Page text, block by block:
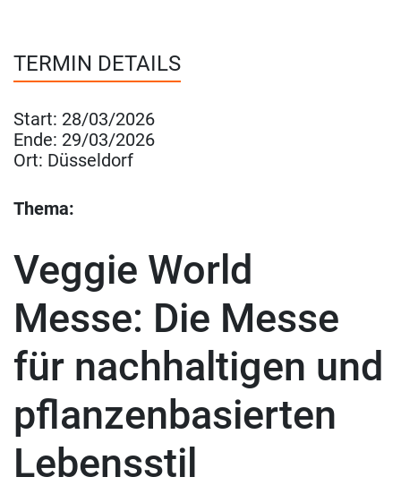
TERMIN DETAILS
Start: 28/03/2026
Ende: 29/03/2026
Ort: Düsseldorf
Thema:
Veggie World
Messe: Die Messe
für nachhaltigen und
pflanzenbasierten
Lebensstil